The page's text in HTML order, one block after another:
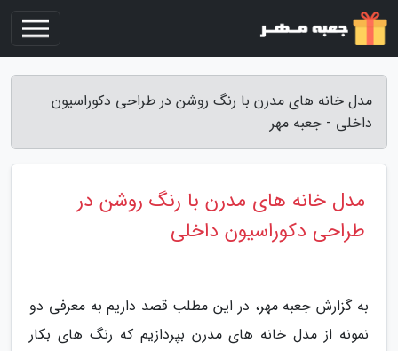
مدل خانه های مدرن با رنگ روشن در طراحی دکوراسیون
داخلی - جعبه مهر
مدل خانه های مدرن با رنگ روشن در
طراحی دکوراسیون داخلی
به گزارش جعبه مهر، در این مطلب قصد داریم به معرفی دو
نمونه از مدل خانه های مدرن بپردازیم که رنگ های بکار